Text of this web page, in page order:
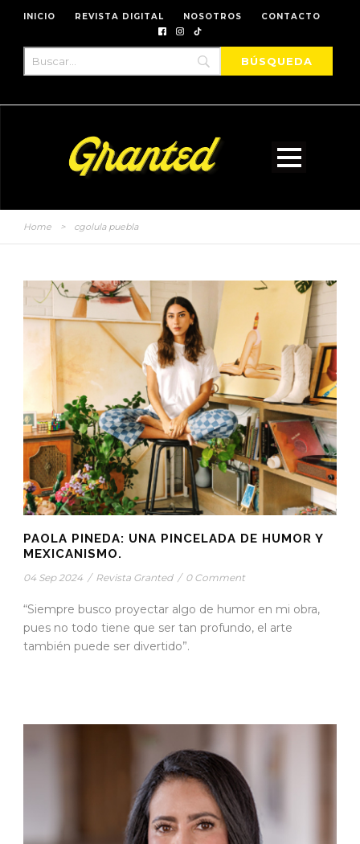
INICIO REVISTA DIGITAL NOSOTROS CONTACTO
Home > cgolula puebla
PAOLA PINEDA: UNA PINCELADA DE HUMOR Y
MEXICANISMO.
04 Sep 2024 / Revista Granted / 0 Comment
“Siempre busco proyectar algo de humor en mi obra,
pues no todo tiene que ser tan profundo, el arte
también puede ser divertido”.